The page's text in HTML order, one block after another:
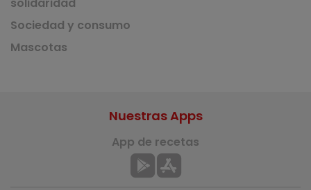
solidaridad
Sociedad y consumo
Mascotas
Nuestras Apps
App de recetas